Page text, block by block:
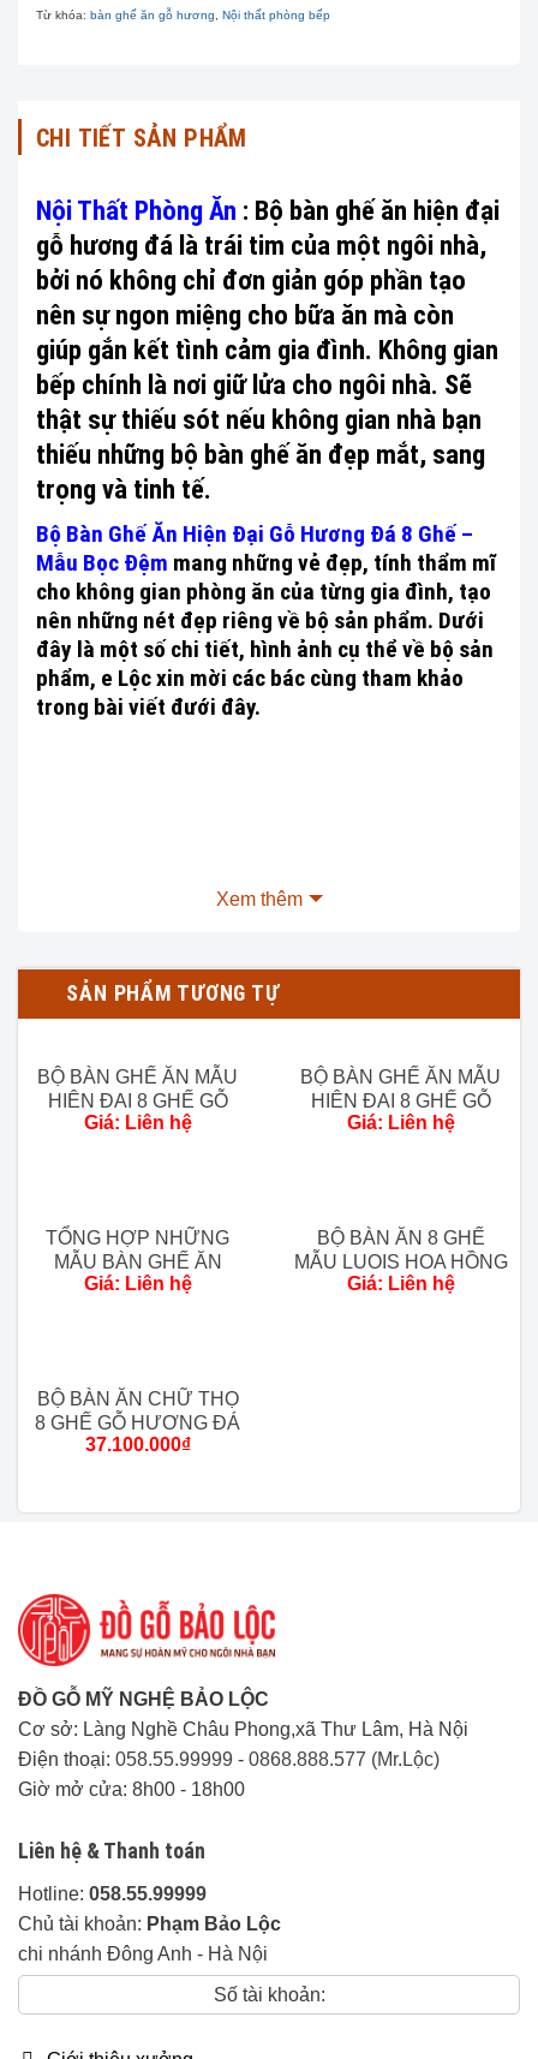
Từ khóa: bàn ghế ăn gỗ hương Nội thất phòng bếp
CHI TIẾT SẢN PHẨM
Nội Thất Phòng Ăn : Bộ bàn ghế ăn hiện đại
gỗ hương đá là trái tim của một ngôi nhà,
bởi nó không chỉ đơn giản góp phần tạo
nên sự ngon miệng cho bữa ăn mà còn
giúp gắn kết tình cảm gia đình. Không gian
bếp chính là nơi giữ lửa cho ngôi nhà. Sẽ
thật sự thiếu sót nếu không gian nhà bạn
thiếu những bộ bàn ghế ăn đẹp mắt, sang
trọng và tinh tế.
Bộ Bàn Ghế Ăn Hiện Đại Gỗ Hương Đá 8 Ghế –
Mẫu Bọc Đệm mang những vẻ đẹp, tính thẩm mĩ
cho không gian phòng ăn của từng gia đình, tạo
nên những nét đẹp riêng về bộ sản phẩm. Dưới
đây là một số chi tiết, hình ảnh cụ thể về bộ sản
phẩm, e Lộc xin mời các bác cùng tham khảo
trong bài viết đưới đây.
Bộ sản phẩm mang phong cách hiện đại, với những đường
Thông số sản phẩm Bộ Bàn Ghế Ăn Hiện Đại Gỗ Hương
Chất liệu:Gỗ Hương Đá 100%.
Kích thước chi tiết:
Cao mặt 47 cm,
Rộng 45cm x Sâu 45cm.
Trạng thái:
Ngoài 80km
khu vực phía
Thời gian giao hàng:
Xem thêm
SẢN PHẨM TƯƠNG TỰ
BỘ BÀN GHẾ ĂN MẪU
HIỆN ĐẠI 8 GHẾ GỖ
HƯƠNG ĐÁ- MẶT GHẾ
Giá: Liên hệ
BỘ BÀN GHẾ ĂN MẪU
HIỆN ĐẠI 8 GHẾ GỖ
HƯƠNG ĐÁ – MẶT
Giá: Liên hệ
TỔNG HỢP NHỮNG
MẪU BÀN GHẾ ĂN
HIỆN ĐẠI ĐANG ĐƯỢC
Giá: Liên hệ
BỘ BÀN ĂN 8 GHẾ
MẪU LUOIS HOA HỒNG
GỖ HƯƠNG ĐÁ (MỘC)
Giá: Liên hệ
BỘ BÀN ĂN CHỮ THỌ
8 GHẾ GỖ HƯƠNG ĐÁ
37.100.000₫
ĐỒ GỖ MỸ NGHỆ BẢO LỘC
Cơ sở: Làng Nghề Châu Phong,xã Thư Lâm, Hà Nội
Điện thoại: 058.55.99999 - 0868.888.577 (Mr.Lộc)
Giờ mở cửa: 8h00 - 18h00
Liên hệ & Thanh toán
Hotline: 058.55.99999
Chủ tài khoản: Phạm Bảo Lộc
chi nhánh Đông Anh - Hà Nội
Số tài khoản: